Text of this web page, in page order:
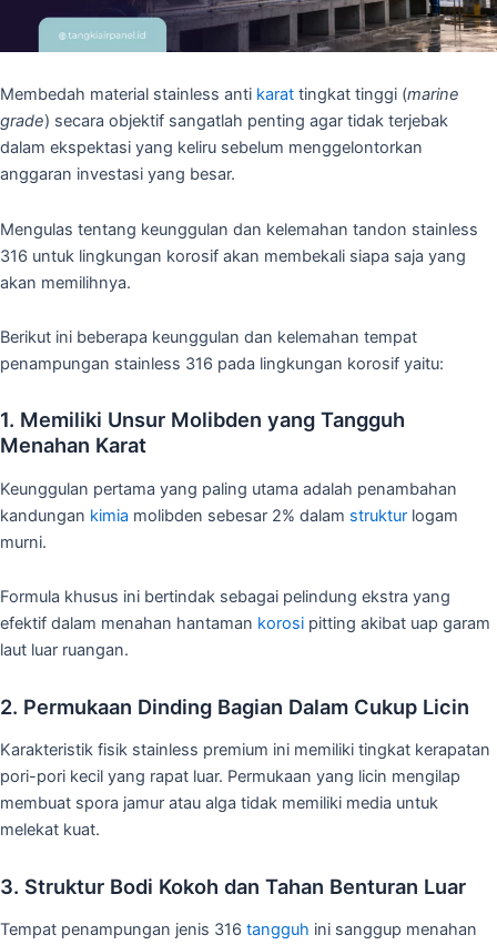
Membedah material stainless anti karat tingkat tinggi (marine
grade) secara objektif sangatlah penting agar tidak terjebak
dalam ekspektasi yang keliru sebelum menggelontorkan
anggaran investasi yang besar.
Mengulas tentang keunggulan dan kelemahan tandon stainless
316 untuk lingkungan korosif akan membekali siapa saja yang
akan memilihnya.
Berikut ini beberapa keunggulan dan kelemahan tempat
penampungan stainless 316 pada lingkungan korosif yaitu:
1. Memiliki Unsur Molibden yang Tangguh
Menahan Karat
Keunggulan pertama yang paling utama adalah penambahan
kandungan kimia molibden sebesar 2% dalam struktur logam
murni.
Formula khusus ini bertindak sebagai pelindung ekstra yang
efektif dalam menahan hantaman korosi pitting akibat uap garam
laut luar ruangan.
2. Permukaan Dinding Bagian Dalam Cukup Licin
Karakteristik fisik stainless premium ini memiliki tingkat kerapatan
pori-pori kecil yang rapat luar. Permukaan yang licin mengilap
membuat spora jamur atau alga tidak memiliki media untuk
melekat kuat.
3. Struktur Bodi Kokoh dan Tahan Benturan Luar
Tempat penampungan jenis 316 tangguh ini sanggup menahan